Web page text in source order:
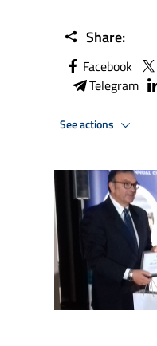
Share:
Facebook
Telegram
See actions